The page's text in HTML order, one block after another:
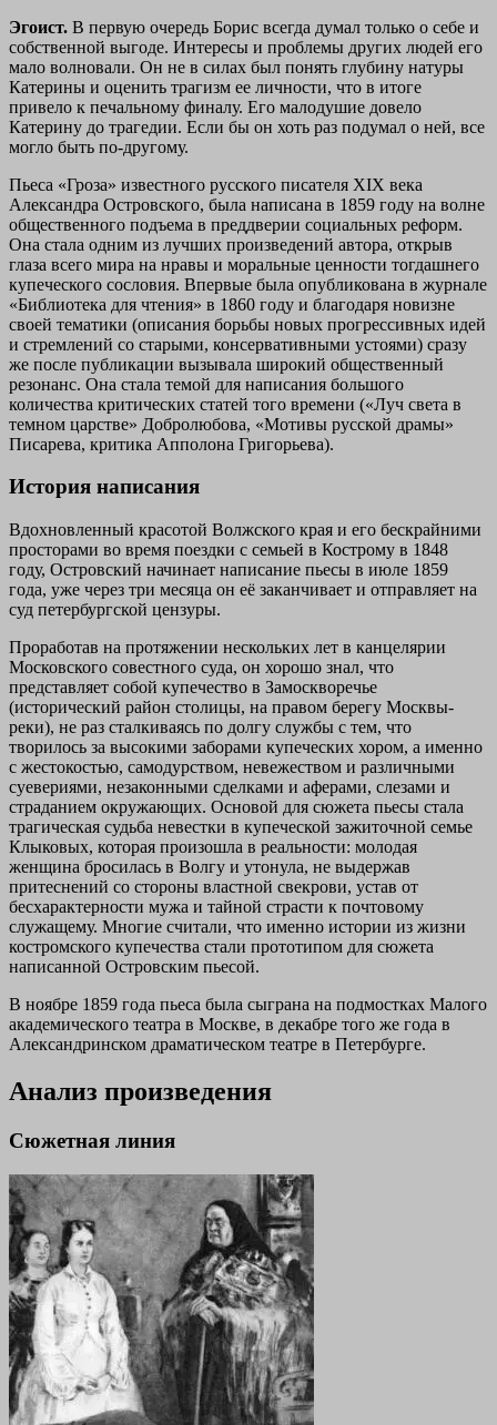
Эгоист. В первую очередь Борис всегда думал только о себе и
собственной выгоде. Интересы и проблемы других людей его
мало волновали. Он не в силах был понять глубину натуры
Катерины и оценить трагизм ее личности, что в итоге
привело к печальному финалу. Его малодушие довело
Катерину до трагедии. Если бы он хоть раз подумал о ней, все
могло быть по-другому.
Пьеса «Гроза» известного русского писателя XIX века
Александра Островского, была написана в 1859 году на волне
общественного подъема в преддверии социальных реформ.
Она стала одним из лучших произведений автора, открыв
глаза всего мира на нравы и моральные ценности тогдашнего
купеческого сословия. Впервые была опубликована в журнале
«Библиотека для чтения» в 1860 году и благодаря новизне
своей тематики (описания борьбы новых прогрессивных идей
и стремлений со старыми, консервативными устоями) сразу
же после публикации вызывала широкий общественный
резонанс. Она стала темой для написания большого
количества критических статей того времени («Луч света в
темном царстве» Добролюбова, «Мотивы русской драмы»
Писарева, критика Апполона Григорьева).
История написания
Вдохновленный красотой Волжского края и его бескрайними
просторами во время поездки с семьей в Кострому в 1848
году, Островский начинает написание пьесы в июле 1859
года, уже через три месяца он её заканчивает и отправляет на
суд петербургской цензуры.
Проработав на протяжении нескольких лет в канцелярии
Московского совестного суда, он хорошо знал, что
представляет собой купечество в Замоскворечье
(исторический район столицы, на правом берегу Москвы-
реки), не раз сталкиваясь по долгу службы с тем, что
творилось за высокими заборами купеческих хором, а именно
с жестокостью, самодурством, невежеством и различными
суевериями, незаконными сделками и аферами, слезами и
страданием окружающих. Основой для сюжета пьесы стала
трагическая судьба невестки в купеческой зажиточной семье
Клыковых, которая произошла в реальности: молодая
женщина бросилась в Волгу и утонула, не выдержав
притеснений со стороны властной свекрови, устав от
бесхарактерности мужа и тайной страсти к почтовому
служащему. Многие считали, что именно истории из жизни
костромского купечества стали прототипом для сюжета
написанной Островским пьесой.
В ноябре 1859 года пьеса была сыграна на подмостках Малого
академического театра в Москве, в декабре того же года в
Александринском драматическом театре в Петербурге.
Анализ произведения
Сюжетная линия